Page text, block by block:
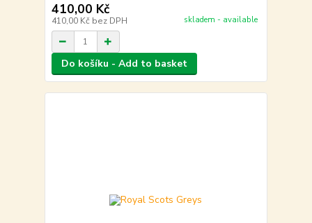
410,00 Kč
410,00 Kč bez DPH skladem - available
Do košíku - Add to basket